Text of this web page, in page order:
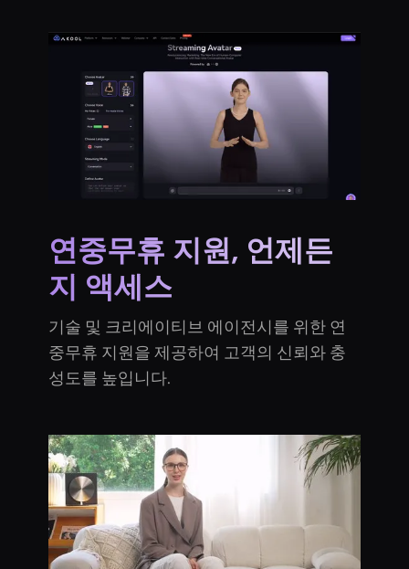
연중무휴 지원, 언제든
지 액세스
기술 및 크리에이티브 에이전시를 위한 연
중무휴 지원을 제공하여 고객의 신뢰와 충
성도를 높입니다.